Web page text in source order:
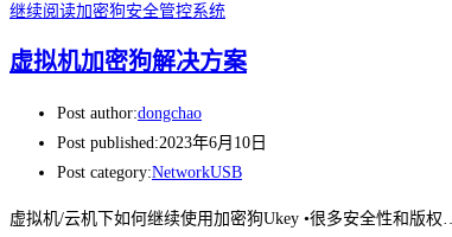
继续阅读加密狗安全管控系统
虚拟机加密狗解决方案
Post author:dongchao
Post published:2023年6月10日
Post category:NetworkUSB
虚拟机/云机下如何继续使用加密狗Ukey •很多安全性和版权…